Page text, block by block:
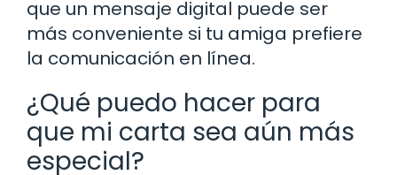
que un mensaje digital puede ser
más conveniente si tu amiga prefiere
la comunicación en línea.
¿Qué puedo hacer para
que mi carta sea aún más
especial?